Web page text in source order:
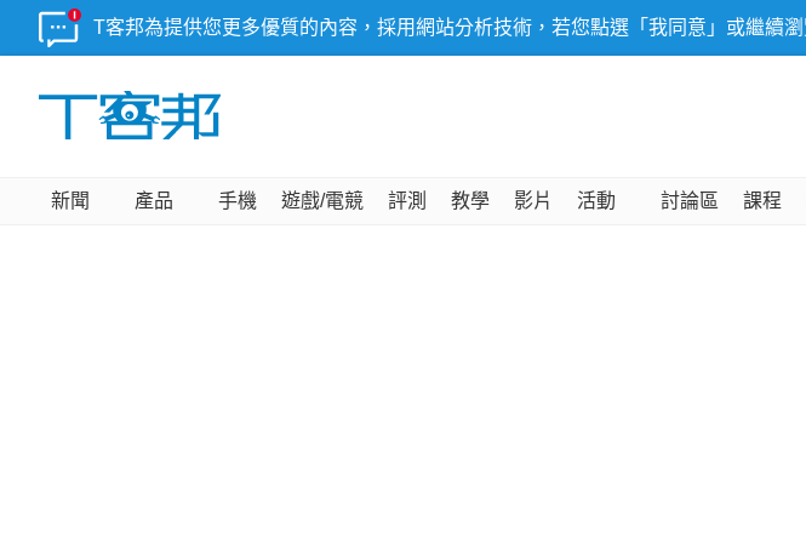
T客邦為提供您更多優質的內容，採用網站分析技術，若您點選「我同意」或繼續
新聞 產品 手機 遊戲/電競 評測 教學 影片 活動 討論區 課程